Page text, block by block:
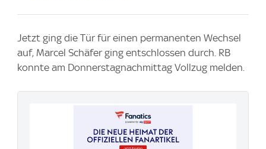
Jetzt ging die Tür für einen permanenten Wechsel
auf, Marcel Schäfer ging entschlossen durch. RB
konnte am Donnerstagnachmittag Vollzug melden.